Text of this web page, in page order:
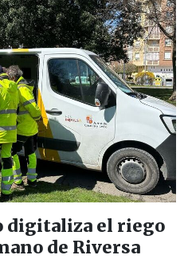
digitaliza el riego
de Riversa